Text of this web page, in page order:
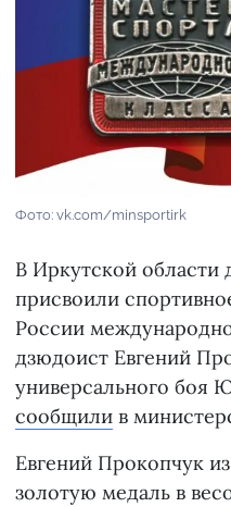
Фото: vk.com/minsportirk
В Иркутской области
присвоили
России
дзюдоист Евгений
универсального боя
сообщили в
Евгений Прокопчук
золотую медаль в